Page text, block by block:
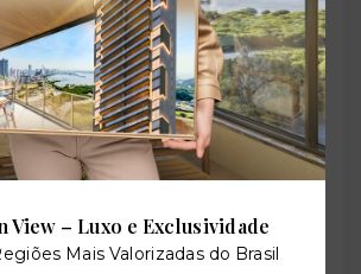
View – Luxo e Exclusividade
Mais Valorizadas do Brasil